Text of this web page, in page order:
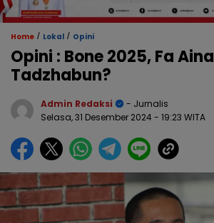
Home / Lokal / Opini
Opini : Bone 2025, Fa Aina
Tadzhabun?
Admin Redaksi
- Jurnalis
Selasa, 31 Desember 2024 - 19:23 WITA